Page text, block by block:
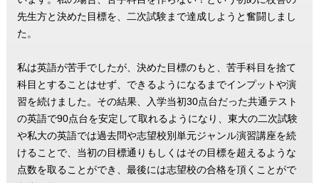
先生方と決めた目標を、二次試験まで達成しようと奮闘しまし
た。
私は英語が苦手でしたが、決めた目標のもと、苦手科目を捨て
科目とすることはせず、できるようになるまでインプットや演
習を続けました。その結果、入学当初30点台だった共通テスト
の英語で90点台を安定して取れるようになり、東大の二次試験
や私大の英語では過去問や志望校別単元ジャンル演習講座を続
けることで、当初の目標通りもしくはその目標を超えるような
点数を取ることができ、最後には志望校の合格を頂くことがで